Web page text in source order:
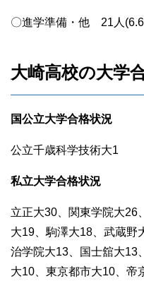
〇進学準備・他 21人
大崎高校の大学
国公立大学合格状況
公立千歳科学技術大1
私立大学合格状況
立正大30、関東学院大26
大19、駒澤大18、武蔵野
治学院大13、国士舘大13
大10、東京都市大10、帝